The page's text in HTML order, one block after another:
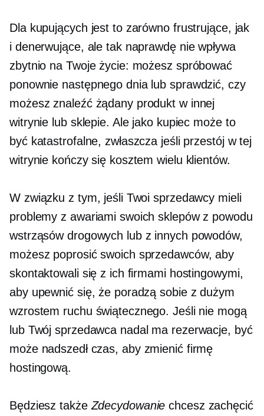
Dla kupujących jest to zarówno frustrujące, jak
i denerwujące, ale tak naprawdę nie wpływa
zbytnio na Twoje życie: możesz spróbować
ponownie następnego dnia lub sprawdzić, czy
możesz znaleźć żądany produkt w innej
witrynie lub sklepie. Ale jako kupiec może to
być katastrofalne, zwłaszcza jeśli przestój w tej
witrynie kończy się kosztem wielu klientów.
W związku z tym, jeśli Twoi sprzedawcy mieli
problemy z awariami swoich sklepów z powodu
wstrząsów drogowych lub z innych powodów,
możesz poprosić swoich sprzedawców, aby
skontaktowali się z ich firmami hostingowymi,
aby upewnić się, że poradzą sobie z dużym
wzrostem ruchu świątecznego. Jeśli nie mogą
lub Twój sprzedawca nadal ma rezerwacje, być
może nadszedł czas, aby zmienić firmę
hostingową.
Będziesz także Zdecydowanie chcesz zachęcić